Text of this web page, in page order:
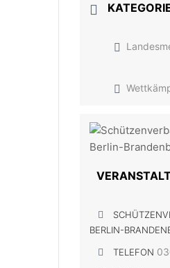
BERLIN-
TELEFON